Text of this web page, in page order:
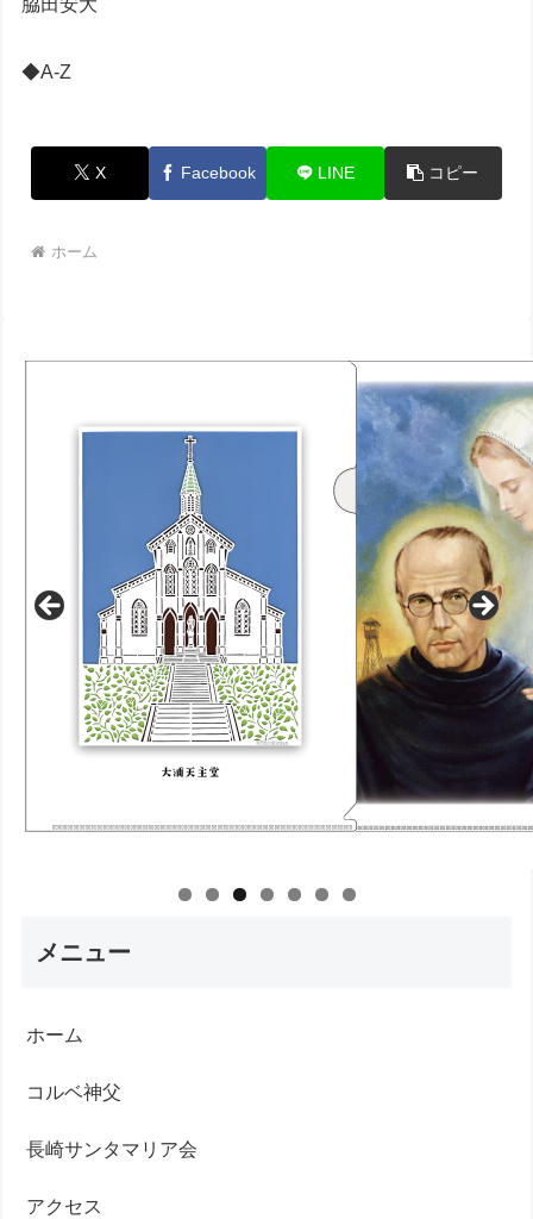
脇田安大
◆A-Z
X Facebook LINE コピー
ホーム
メニュー
ホーム
コルベ神父
長崎サンタマリア会
アクセス